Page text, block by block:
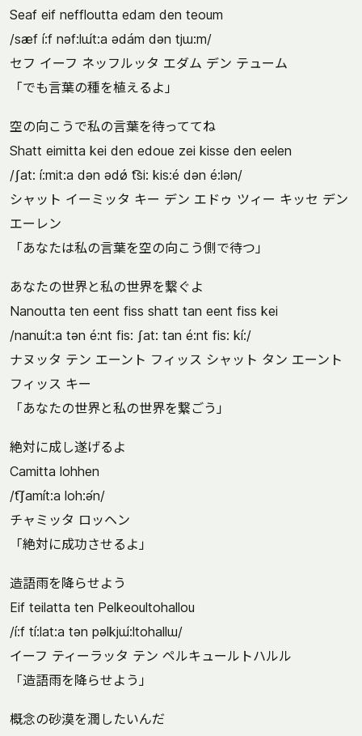
Seaf eif neffloutta edam den teoum
/sæf í:f nəf:lɯ́t:a ədám dən tjɯ:m/
セフ イーフ ネッフルッタ エダム デン テューム
「でも言葉の種を植えるよ」
空の向こうで私の言葉を待っててね
Shatt eimitta kei den edoue zei kisse den eelen
/ʃat: í:mit:a dən ədǿ t͡si: kis:é dən é:lən/
シャット イーミッタ キー デン エドゥ ツィー キッセ デン
エーレン
「あなたは私の言葉を空の向こう側で待つ」
あなたの世界と私の世界を繋ぐよ
Nanoutta ten eent fiss shatt tan eent fiss kei
/nanɯ́t:a tən é:nt fis: ʃat: tan é:nt fis: kí:/
ナヌッタ テン エーント フィッス シャット タン エーント
フィッス キー
「あなたの世界と私の世界を繋ごう」
絶対に成し遂げるよ
Camitta lohhen
/t͡ʃamít:a loh:ə́n/
チャミッタ ロッヘン
「絶対に成功させるよ」
造語雨を降らせよう
Eif teilatta ten Pelkeoultohallou
/í:f tí:lat:a tən pəlkjɯ́:ltohallɯ/
イーフ ティーラッタ テン ペルキュールトハルル
「造語雨を降らせよう」
概念の砂漠を潤したいんだ